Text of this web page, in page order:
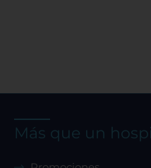
Más que un